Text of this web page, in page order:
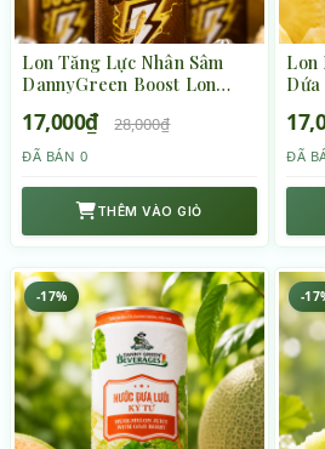
Lon Tăng Lực Nhân Sâm
DannyGreen Boost Lon
17,000₫ 28,000₫
ĐÃ BÁN 0
THÊM VÀO GIỎ
Lon
Dứa
ĐÃ
-17% -